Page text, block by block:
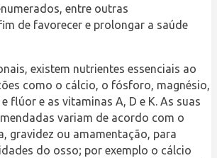
entre outras
de favorecer e prolongar a saúde
existem nutrientes essenciais ao
como o cálcio, o fósforo, magnésio,
flúor e as vitaminas A, D e K. As suas
variam de acordo com o
gravidez ou amamentação, para
do osso; por exemplo o cálcio